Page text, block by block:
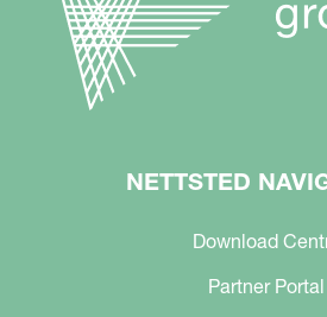
NETTSTED
Download
Partner Portal